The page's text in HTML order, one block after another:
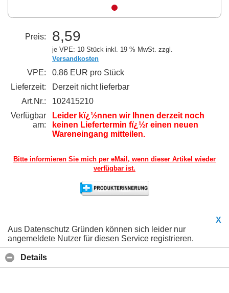
Preis: 8,59
je VPE: 10 Stück inkl. 19 % MwSt. zzgl.
Versandkosten
VPE:
0,86 EUR pro Stück
Lieferzeit:
Derzeit nicht lieferbar
Art.Nr.:
102415210
Verfügbar
am:
Leider kï¿½nnen wir Ihnen derzeit noch
keinen Liefertermin fï¿½r einen neuen
Wareneingang mitteilen.
Bitte informieren Sie mich per eMail, wenn dieser Artikel wieder
verfügbar ist.
X
Aus Datenschutz Gründen können sich leider nur
angemeldete Nutzer für diesen Service registrieren.
Details